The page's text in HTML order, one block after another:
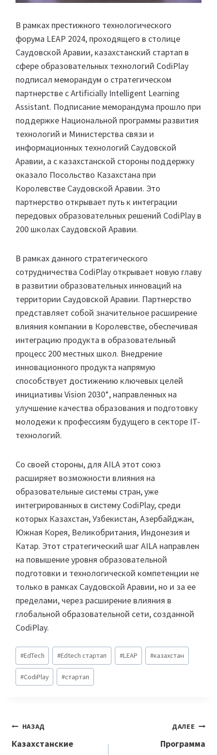
В рамках престижного технологического
форума LEAP 2024, проходящего в столице
Саудовской Аравии, казахстанский стартап в
сфере образовательных технологий CodiPlay‎
подписал меморандум о стратегическом
партнерстве с Artificially Intelligent Learning
Assistant‎. Подписание меморандума прошло при
поддержке Национальной программы развития
технологий и Министерства связи и
информационных технологий Саудовской
Аравии, а с казахстанской стороны поддержку
оказало Посольство Казахстана при
Королевстве Саудовской Аравии. Это
партнерство открывает путь к интеграции
передовых образовательных решений CodiPlay‎ в
200 школах Саудовской Аравии.
В рамках данного стратегического
сотрудничества CodiPlay открывает новую главу
в развитии образовательных инноваций на
территории Саудовской Аравии. Партнерство
представляет собой значительное расширение
влияния компании в Королевстве, обеспечивая
интеграцию продукта в образовательный
процесс 200 местных школ. Внедрение
инновационного продукта напрямую
способствует достижению ключевых целей
инициативы Vision 2030*, направленных на
улучшение качества образования и подготовку
молодежи к профессиям будущего в секторе IT-
технологий.
Со своей стороны, для AILA этот союз
расширяет возможности влияния на
образовательные системы стран, уже
интегрированных в систему CodiPlay‎, среди
которых Казахстан, Узбекистан, Азербайджан,
Южная Корея, Великобритания, Индонезия и
Катар. Этот стратегический шаг AILA направлен
на повышение уровня образовательной
подготовки и технологической компетенции не
только в рамках Саудовской Аравии, но и за ее
пределами, через расширение влияния в
глобальной образовательной сети, созданной
CodiPlay‎.
Метки
записи:
#EdTech #Edtech стартап #LEAP #казахстан
#СodiPlay #стартап
Навигация
по
НАЗАД
Казахстанские
ДАЛЕЕ
Программа